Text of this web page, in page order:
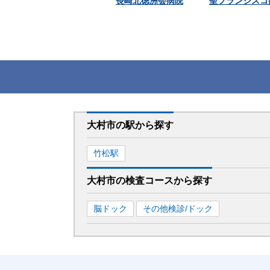
大村市の駅から探す
竹松駅
大村市の検査コースから探す
脳ドック その他検診/ドック